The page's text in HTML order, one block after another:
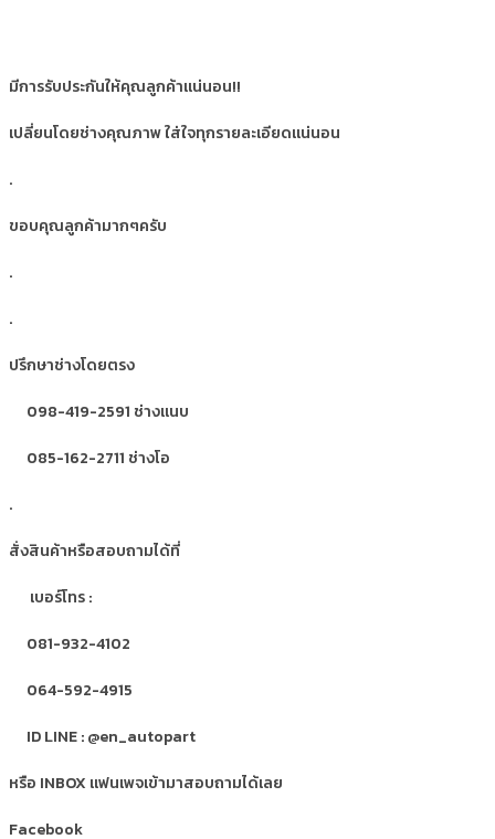
มีการรับประกันให้คุณลูกค้าแน่นอน!!
เปลี่ยนโดยช่างคุณภาพ ใส่ใจทุกรายละเอียดแน่นอน
.
ขอบคุณลูกค้ามากๆครับ
.
.
ปรึกษาช่างโดยตรง
098-419-2591 ช่างแนบ
085-162-2711 ช่างโอ
.
สั่งสินค้าหรือสอบถามได้ที่
เบอร์โทร :
081-932-4102
064-592-4915
ID LINE : @en_autopart
หรือ INBOX แฟนเพจเข้ามาสอบถามได้เลย
Facebook